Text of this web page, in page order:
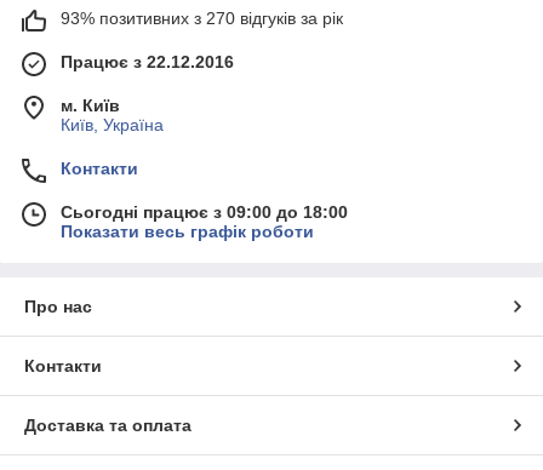
93% позитивних з 270 відгуків за рік
Працює з 22.12.2016
м. Київ
Київ, Україна
Контакти
Сьогодні працює з 09:00 до 18:00
Показати весь графік роботи
Про нас
Контакти
Доставка та оплата